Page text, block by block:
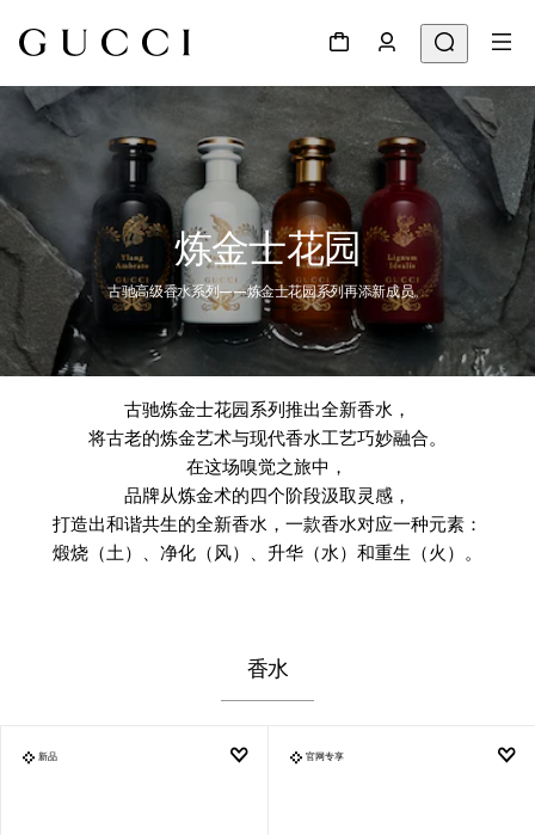
炼金士花园
古驰高级香水系列——炼金士花园系列再添新成员。
古驰炼金士花园系列推出全新香水，
将古老的炼金艺术与现代香水工艺巧妙融合。
在这场嗅觉之旅中，
品牌从炼金术的四个阶段汲取灵感，
打造出和谐共生的全新香水，一款香水对应一种元素：
煅烧（土）、净化（风）、升华（水）和重生（火）。
香水
新品 官网专享